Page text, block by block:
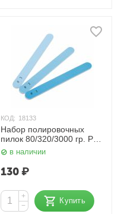
КОД: 18133
Набор полировочных
пилок 80/320/3000 гр. PL-
03 Dewal Beauty
в наличии
130₽
+
−
Купить